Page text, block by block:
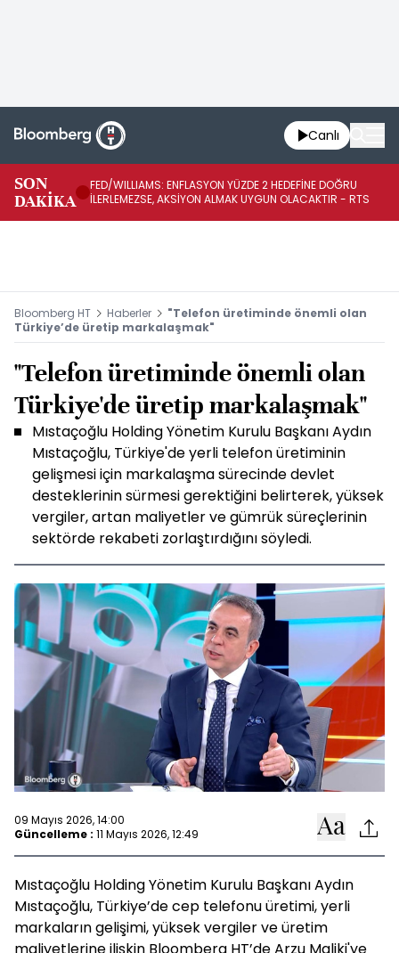
Canlı
SON
DAKİKA
FED/WILLIAMS: ENFLASYON YÜZDE 2 HEDEFİNE DOĞRU
İLERLEMEZSE, AKSİYON ALMAK UYGUN OLACAKTIR - RTS
Bloomberg HT Haberler
"Telefon üretiminde önemli olan
Türkiye’de üretip markalaşmak"
"Telefon üretiminde önemli olan
Türkiye'de üretip markalaşmak"
Mıstaçoğlu Holding Yönetim Kurulu Başkanı Aydın
Mıstaçoğlu, Türkiye'de yerli telefon üretiminin
gelişmesi için markalaşma sürecinde devlet
desteklerinin sürmesi gerektiğini belirterek, yüksek
vergiler, artan maliyetler ve gümrük süreçlerinin
sektörde rekabeti zorlaştırdığını söyledi.
09 Mayıs 2026, 14:00
Güncelleme : 11 Mayıs 2026, 12:49
Mıstaçoğlu Holding Yönetim Kurulu Başkanı Aydın
Mıstaçoğlu, Türkiye’de cep telefonu üretimi, yerli
markaların gelişimi, yüksek vergiler ve üretim